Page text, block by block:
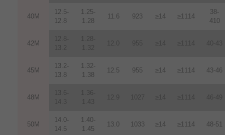
40M
12.5-
12.8
1.25-
1.28
11.6 923 ≥14 ≥1114
38-
410
42M
12.8-
13.2
1.28-
1.32
12.0 955 ≥14 ≥1114 40-43
45M
13.2-
13.8
1.32-
1.38
12.5 955 ≥14 ≥1114 43-46
48M
13.6-
14.3
1.36-
1.43
12.9 1027 ≥14 ≥1114 46-49
50M
14.0-
14.5
1.40-
1.45
13.0 1033 ≥14 ≥1114 48-51